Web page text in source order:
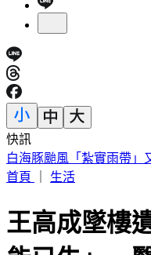
快訊
別只看台積電！ 外媒點
首頁
生活
王高成墜樓